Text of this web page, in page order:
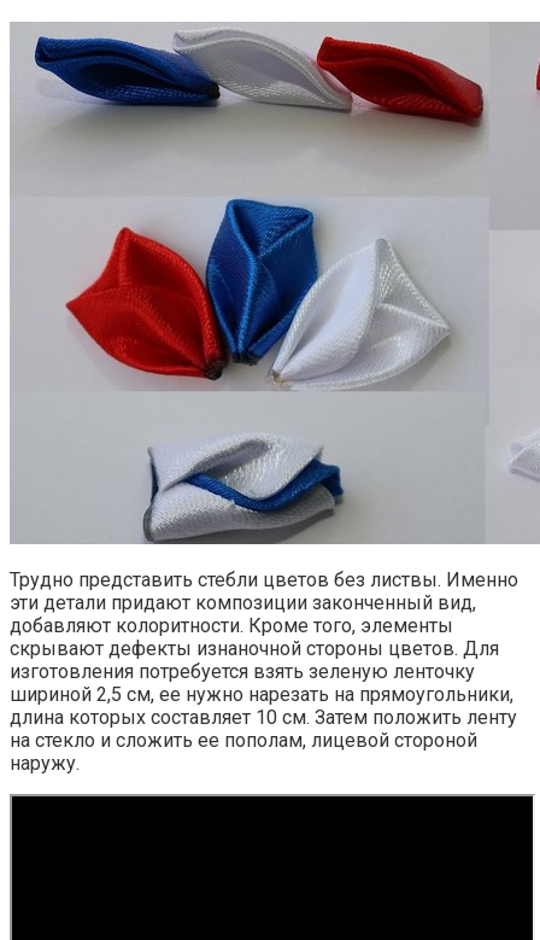
Трудно представить стебли цветов без листвы. Именно
эти детали придают композиции законченный вид,
добавляют колоритности. Кроме того, элементы
скрывают дефекты изнаночной стороны цветов. Для
изготовления потребуется взять зеленую ленточку
шириной 2,5 см, ее нужно нарезать на прямоугольники,
длина которых составляет 10 см. Затем положить ленту
на стекло и сложить ее пополам, лицевой стороной
наружу.